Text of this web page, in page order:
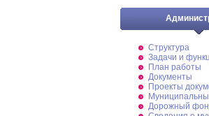
Структура
Задачи и
План работы
Документы
Проекты
Дорожный